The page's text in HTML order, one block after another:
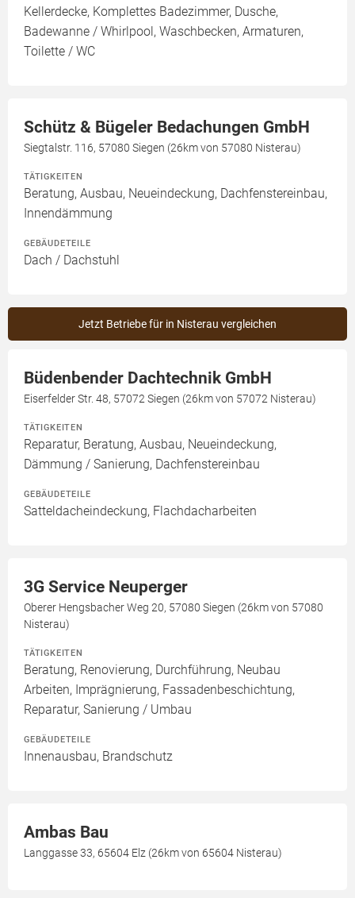
Kellerdecke, Komplettes Badezimmer, Dusche,
Badewanne / Whirlpool, Waschbecken, Armaturen,
Toilette / WC
Schütz & Bügeler Bedachungen GmbH
Siegtalstr. 116, 57080 Siegen (26km von 57080 Nisterau)
TÄTIGKEITEN
Beratung, Ausbau, Neueindeckung, Dachfenstereinbau,
Innendämmung
GEBÄUDETEILE
Dach / Dachstuhl
Jetzt Betriebe für in Nisterau vergleichen
Büdenbender Dachtechnik GmbH
Eiserfelder Str. 48, 57072 Siegen (26km von 57072 Nisterau)
TÄTIGKEITEN
Reparatur, Beratung, Ausbau, Neueindeckung,
Dämmung / Sanierung, Dachfenstereinbau
GEBÄUDETEILE
Satteldacheindeckung, Flachdacharbeiten
3G Service Neuperger
Oberer Hengsbacher Weg 20, 57080 Siegen (26km von 57080
Nisterau)
TÄTIGKEITEN
Beratung, Renovierung, Durchführung, Neubau
Arbeiten, Imprägnierung, Fassadenbeschichtung,
Reparatur, Sanierung / Umbau
GEBÄUDETEILE
Innenausbau, Brandschutz
Ambas Bau
Langgasse 33, 65604 Elz (26km von 65604 Nisterau)